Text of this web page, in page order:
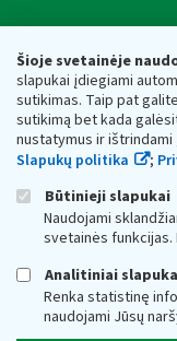
Šioje svetainėje
slapukai įdiegiami
sutikimas. Taip pat
sutikimą bet kada
nustatymus ir
Slapukų politika
;
Būtinieji slapukai
Naudojami
svetainės funkcijas.
Analitiniai
Renka statistinę
naudojami Jūsų
Respublikos
Biudžetinė įstaiga.
adresas: Vasario 16-
vmi@vmi.lt, E.
Duomenys apie
Respublikos finansų